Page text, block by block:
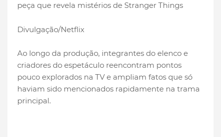
peça que revela mistérios de Stranger Things
Divulgação/Netflix
Ao longo da produção, integrantes do elenco e
criadores do espetáculo reencontram pontos
pouco explorados na TV e ampliam fatos que só
haviam sido mencionados rapidamente na trama
principal.